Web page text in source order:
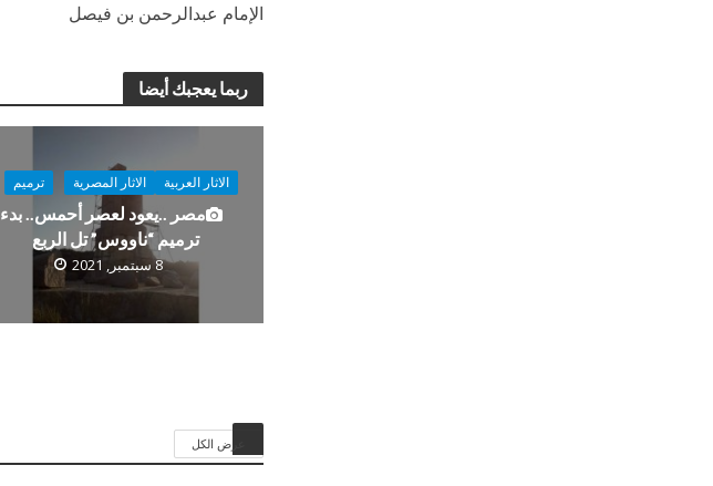
الإمام عبدالرحمن بن فيصل
ربما يعجبك أيضا
الاثار العربية الاثار المصرية ترميم
مصر ..يعود لعصر أحمس.. بدء
ترميم “ناووس” تل الربع
8 سبتمبر, 2021
عرض الكل